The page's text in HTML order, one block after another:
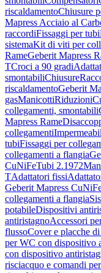
riscaldamentoChiusure
Mapress Acciaio al
raccordiFissaggi per tubi
sistemaKit di viti per
RameGeberit Mapress
TCroci a 90 gradi
smontabiliChiusure
riscaldamentoGeberit
gasManicottiRiduzioni
collegamenti, smontabili
Mapress Rame
collegamenti
tubiFissaggi per
collegamenti a flangia
CuNiFeTubi 2.1972
TAdattatori fissi
Geberit Mapress
collegamenti a flangia
potabileDispositivi
antiristagnoAccessori
flussoCover e placche
per WC con dispositivo
con dispositivo
risciacquo e comandi